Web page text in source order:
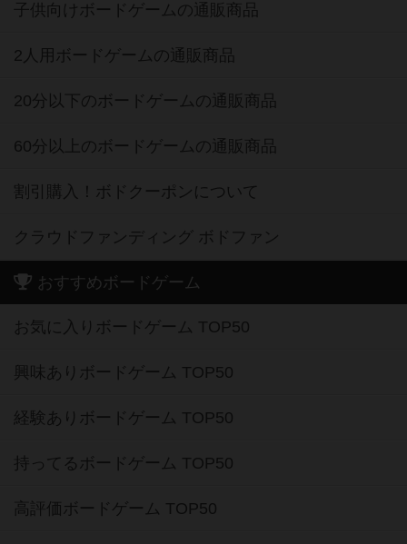
子供向けボードゲームの通販商品
2人用ボードゲームの通販商品
20分以下のボードゲームの通販商品
60分以上のボードゲームの通販商品
割引購入！ボドクーポンについて
クラウドファンディング ボドファン
おすすめボードゲーム
お気に入りボードゲーム TOP50
興味ありボードゲーム TOP50
経験ありボードゲーム TOP50
持ってるボードゲーム TOP50
高評価ボードゲーム TOP50